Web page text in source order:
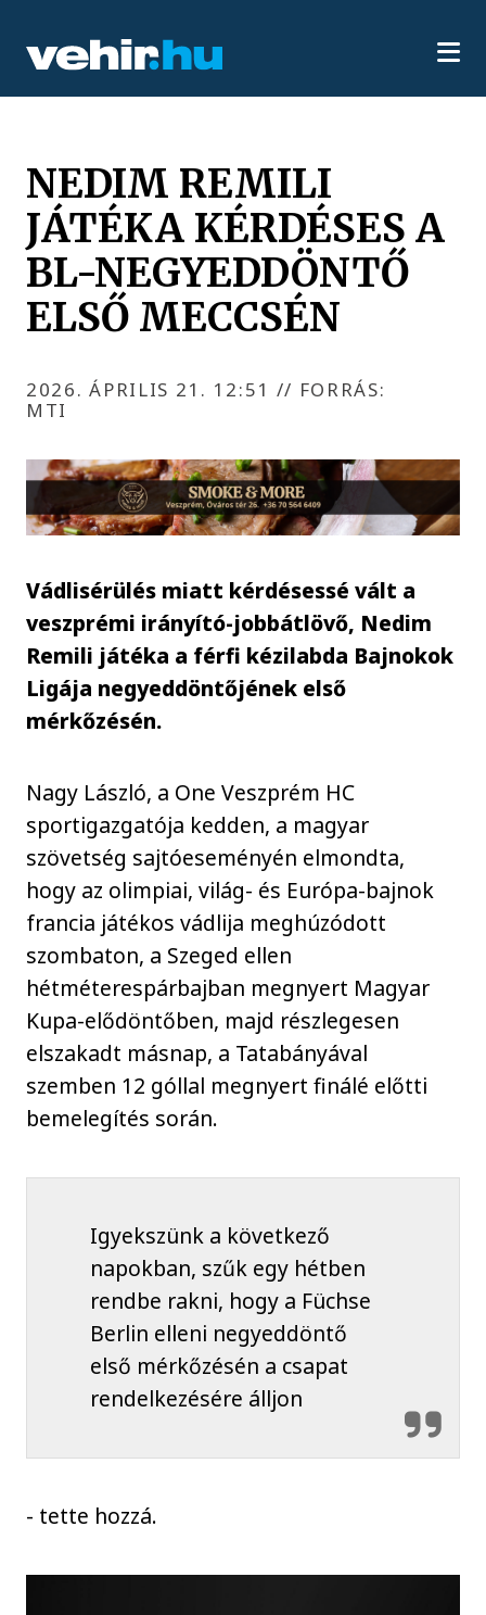
NEDIM REMILI
JÁTÉKA KÉRDÉSES A
BL-NEGYEDDÖNTŐ
ELSŐ MECCSÉN
2026. ÁPRILIS 21. 12:51 // FORRÁS:
MTI
Vádlisérülés miatt kérdésessé vált a
veszprémi irányító-jobbátlövő, Nedim
Remili játéka a férfi kézilabda Bajnokok
Ligája negyeddöntőjének első
mérkőzésén.
Nagy László, a One Veszprém HC
sportigazgatója kedden, a magyar
szövetség sajtóeseményén elmondta,
hogy az olimpiai, világ- és Európa-bajnok
francia játékos vádlija meghúzódott
szombaton, a Szeged ellen
hétméterespárbajban megnyert Magyar
Kupa-elődöntőben, majd részlegesen
elszakadt másnap, a Tatabányával
szemben 12 góllal megnyert finálé előtti
bemelegítés során.
Igyekszünk a következő
napokban, szűk egy hétben
rendbe rakni, hogy a Füchse
Berlin elleni negyeddöntő
első mérkőzésén a csapat
rendelkezésére álljon
- tette hozzá.